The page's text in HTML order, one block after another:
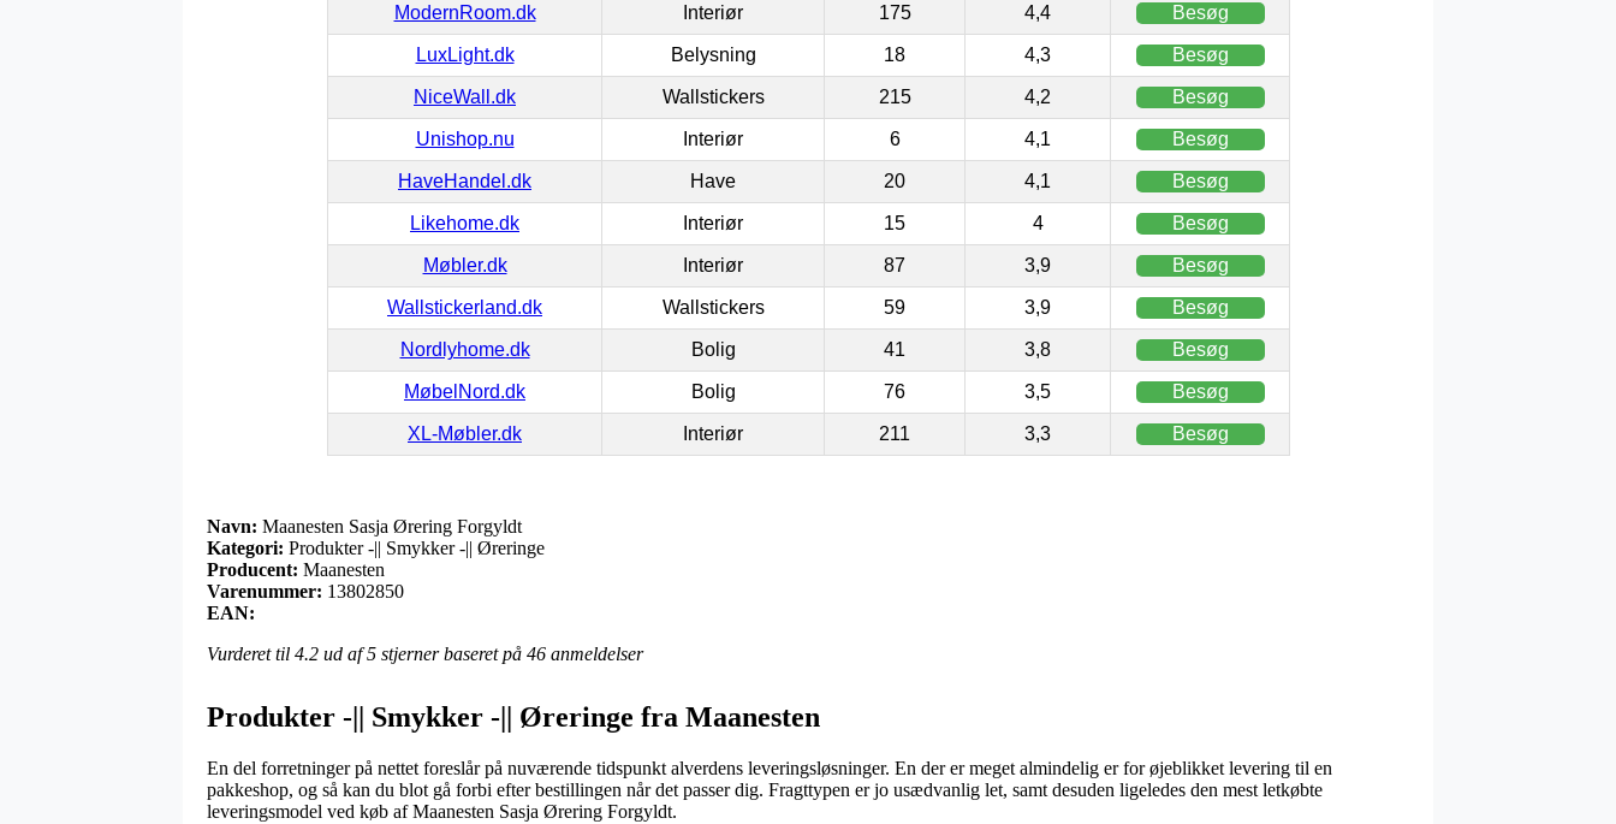
ModernRoom.dk Interiør 175 4,4 Besøg
LuxLight.dk Belysning 18 4,3 Besøg
NiceWall.dk Wallstickers 215 4,2 Besøg
Unishop.nu Interiør 6 4,1 Besøg
HaveHandel.dk Have 20 4,1 Besøg
Likehome.dk Interiør 15 4 Besøg
Møbler.dk Interiør 87 3,9 Besøg
Wallstickerland.dk Wallstickers 59 3,9 Besøg
Nordlyhome.dk Bolig 41 3,8 Besøg
MøbelNord.dk Bolig 76 3,5 Besøg
XL-Møbler.dk Interiør 211 3,3 Besøg
Navn: Maanesten Sasja Ørering Forgyldt
Kategori: Produkter -|| Smykker -|| Øreringe
Producent: Maanesten
Varenummer: 13802850
EAN:
Vurderet til 4.2 ud af 5 stjerner baseret på 46 anmeldelser
Produkter -|| Smykker -|| Øreringe fra Maanesten
En del forretninger på nettet foreslår på nuværende tidspunkt alverdens leveringsløsninger. En der er meget almindelig er for øjeblikket levering til en
pakkeshop, og så kan du blot gå forbi efter bestillingen når det passer dig. Fragttypen er jo usædvanlig let, samt desuden ligeledes den mest letkøbte
leveringsmodel ved køb af Maanesten Sasja Ørering Forgyldt.